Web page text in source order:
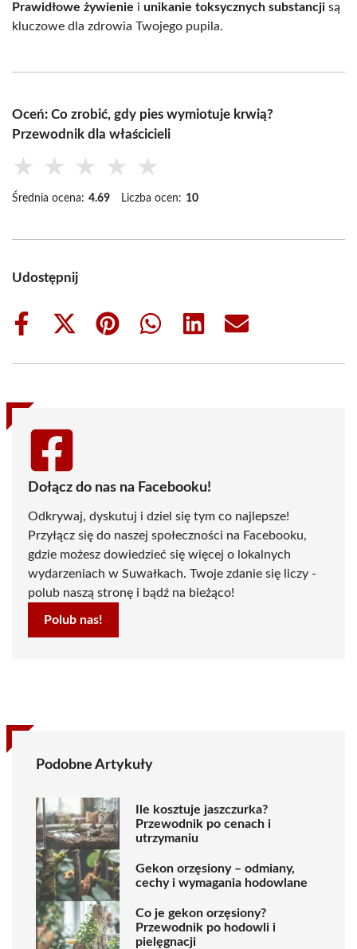
Prawidłowe żywienie i unikanie toksycznych substancji są
kluczowe dla zdrowia Twojego pupila.
Oceń: Co zrobić, gdy pies wymiotuje krwią?
Przewodnik dla właścicieli
★ ★ ★ ★ ★
Średnia ocena: 4.69 Liczba ocen: 10
Udostępnij
Share
Share
(Twitter)
Share
Share
Share
Share
Dołącz do nas na Facebooku!
Odkrywaj, dyskutuj i dziel się tym co najlepsze!
Przyłącz się do naszej społeczności na Facebooku,
gdzie możesz dowiedzieć się więcej o lokalnych
wydarzeniach w Suwałkach. Twoje zdanie się liczy -
polub naszą stronę i bądź na bieżąco!
Polub nas!
Podobne Artykuły
Ile kosztuje jaszczurka?
Przewodnik po cenach i
utrzymaniu
Gekon orzęsiony – odmiany,
cechy i wymagania hodowlane
Co je gekon orzęsiony?
Przewodnik po hodowli i
pielęgnacji